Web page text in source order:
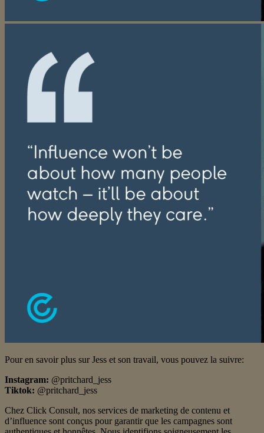
Pour en savoir plus sur Jess et son travail, vous pouvez la suivre:
Instagram: @pritchard_jess
Tiktok: @pritchard_jess
Chez Click Consult, nos services de marketing de contenu et
d’influence sont conçus pour garantir que les campagnes sont